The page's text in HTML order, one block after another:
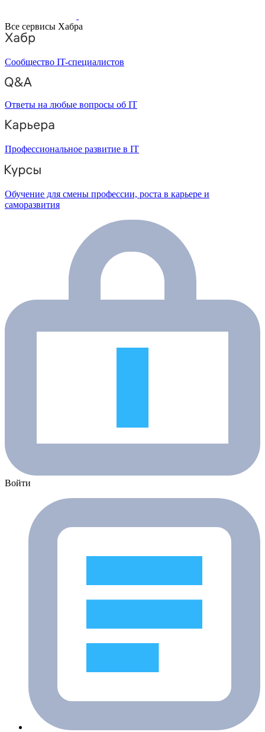
Все сервисы Хабра
Сообщество IT-специалистов
Ответы на любые вопросы об IT
Профессиональное развитие в IT
Обучение для смены профессии, роста в карьере и
саморазвития
Войти